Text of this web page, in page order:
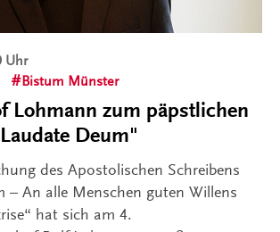
Uhr
Bistum Münster
Lohmann zum päpstlichen
Deum"
des Apostolischen Schreibens
– An alle Menschen guten Willens
hat sich am 4.